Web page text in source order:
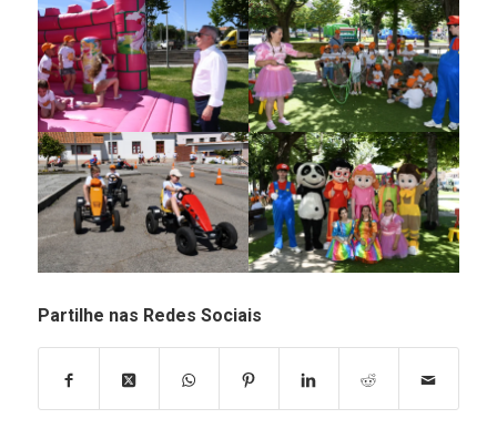
Partilhe nas Redes Sociais